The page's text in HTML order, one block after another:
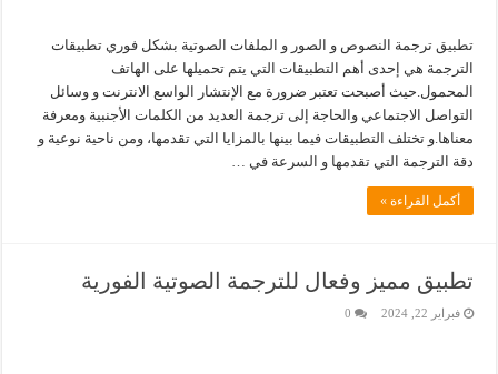
تطبيق ترجمة النصوص و الصور و الملفات الصوتية بشكل فوري تطبيقات
الترجمة هي إحدى أهم التطبيقات التي يتم تحميلها على الهاتف
المحمول.حيث أصبحت تعتبر ضرورة مع الإنتشار الواسع الانترنت و وسائل
التواصل الاجتماعي والحاجة إلى ترجمة العديد من الكلمات الأجنبية ومعرفة
معناها.و تختلف التطبيقات فيما بينها بالمزايا التي تقدمها، ومن ناحية نوعية و
دقة الترجمة التي تقدمها و السرعة في …
أكمل القراءة »
تطبيق مميز وفعال للترجمة الصوتية الفورية
فبراير 22, 2024 0